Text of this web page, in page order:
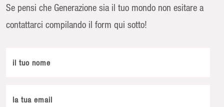
Se pensi che Generazione sia il tuo mondo non esitare a
contattarci compilando il form qui sotto!
il tuo nome
la tua email